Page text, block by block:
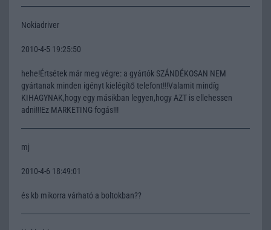
Nokiadriver
2010-4-5 19:25:50
hehe!Értsétek már meg végre: a gyártók SZÁNDÉKOSAN NEM
gyártanak minden igényt kielégítő telefont!!!Valamit mindíg
KIHAGYNAK,hogy egy másikban legyen,hogy AZT is ellehessen
adni!!!Ez MARKETING fogás!!!
mj
2010-4-6 18:49:01
és kb mikorra várható a boltokban??